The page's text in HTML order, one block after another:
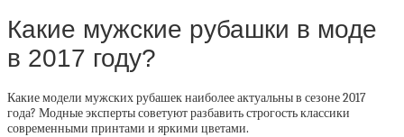
Какие мужские рубашки в моде
в 2017 году?
Какие модели мужских рубашек наиболее актуальны в сезоне 2017
года? Модные эксперты советуют разбавить строгость классики
современными принтами и яркими цветами.